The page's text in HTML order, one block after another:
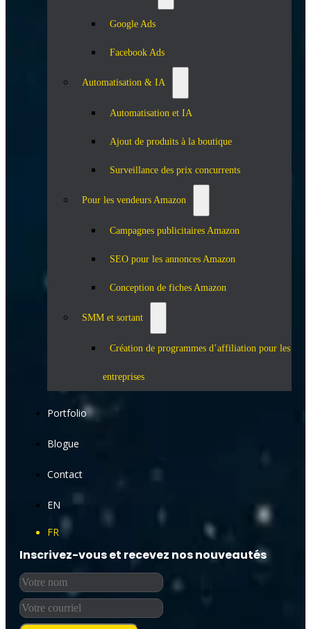
Google Ads
Facebook Ads
Automatisation & IA
Automatisation et IA
Ajout de produits à la boutique
Surveillance des prix concurrents
Pour les vendeurs Amazon
Campagnes publicitaires Amazon
SEO pour les annonces Amazon
Conception de fiches Amazon
SMM et sortant
Création de programmes d’affiliation pour les
entreprises
Portfolio
Blogue
Contact
EN
FR
Inscrivez-vous et recevez nos nouveautés